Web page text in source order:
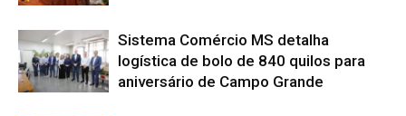
Sistema Comércio MS detalha
logística de bolo de 840 quilos para
aniversário de Campo Grande